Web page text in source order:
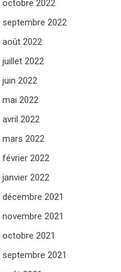
octobre 2022
septembre 2022
août 2022
juillet 2022
juin 2022
mai 2022
avril 2022
mars 2022
février 2022
janvier 2022
décembre 2021
novembre 2021
octobre 2021
septembre 2021